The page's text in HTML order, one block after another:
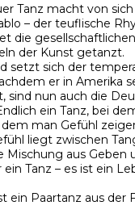
Tanz macht von
– der teuflische
die
der Kunst getanzt.
setzt sich der
er in Amerika
sind nun auch die
ein Tanz, bei
man Gefühl
liegt zwischen
Mischung aus Geben
Tanz – es ist ein
ein Paartanz aus der